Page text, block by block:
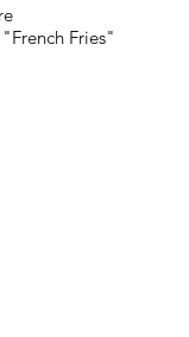
Fries"